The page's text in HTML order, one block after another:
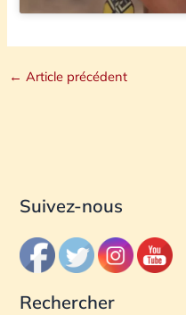
← Article précédent
Suivez-nous
Rechercher